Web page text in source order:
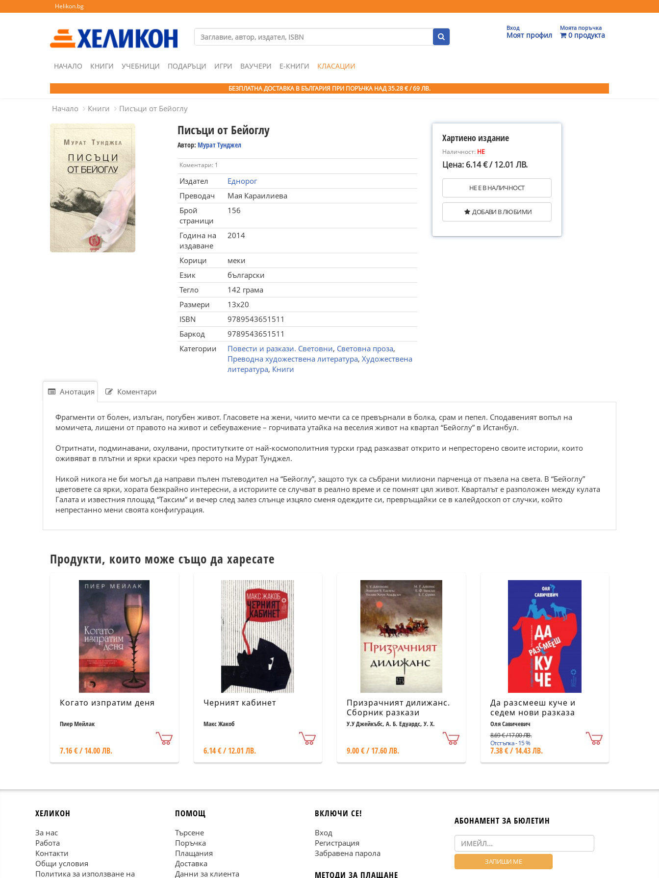
Helikon.bg
Вход
Моят профил
Моята поръчка
0 продукта
НАЧАЛО КНИГИ УЧЕБНИЦИ ПОДАРЪЦИ ИГРИ ВАУЧЕРИ Е-КНИГИ КЛАСАЦИИ
БЕЗПЛАТНА ДОСТАВКА В БЪЛГАРИЯ ПРИ ПОРЪЧКА НАД 35.28 € / 69 ЛВ.
Начало Книги Писъци от Бейоглу
Писъци от Бейоглу
Автор: Мурат Тунджел
Коментари: 1
Издател
Еднорог
Преводач
Мая Караилиева
Брой
страници
156
Година на
издаване
2014
Корици
меки
Език
български
Тегло
142 грама
Размери
13x20
ISBN
9789543651511
Баркод
9789543651511
Категории
Повести и разкази. Световни, Световна проза,
Преводна художествена литература, Художествена
литература, Книги
Хартиено издание
Наличност: НЕ
Цена: 6.14 € / 12.01 ЛВ.
НЕ Е В НАЛИЧНОСТ
ДОБАВИ В ЛЮБИМИ
Анотация Коментари
Фрагменти от болен, излъган, погубен живот. Гласовете на жени, чиито мечти са се превърнали в болка, срам и пепел. Сподавеният вопъл на
момичета, лишени от правото на живот и себеуважение – горчивата утайка на веселия живот на квартал “Бейоглу” в Истанбул.
Отритнати, подминавани, охулвани, проститутките от най-космополитния турски град разказват открито и непресторено своите истории, които
оживяват в плътни и ярки краски чрез перото на Мурат Тунджел.
Никой никога не би могъл да направи пълен пътеводител на “Бейоглу”, защото тук са събрани милиони парченца от пъзела на света. В “Бейоглу”
цветовете са ярки, хората безкрайно интересни, а историите се случват в реално време и се помнят цял живот. Кварталът е разположен между кулата
Галата и известния площад “Таксим” и вечер след залез слънце изцяло сменя одеждите си, превръщайки се в калейдоскоп от случки, който
непрестанно мени своята конфигурация.
Продукти, които може също да харесате
Когато изпратим деня
Пиер Мейлак
7.16 € / 14.00 ЛВ.
Черният кабинет
Макс Жакоб
6.14 € / 12.01 ЛВ.
Призрачният дилижанс.
Сборник разкази
У.У Джейкъбс, А. Б. Едуардс, У. Х.
Ходжсън, М.Р. Джеймс, Е.Ф. Бенсън, Е.Г.
9.00 € / 17.60 ЛВ.
Да разсмееш куче и
седем нови разказа
Оля Савичевич
8.69 € / 17.00 ЛВ.
Отстъпка - 15 %
7.38 € / 14.43 ЛВ.
ХЕЛИКОН
За нас
Работа
Контакти
Общи условия
Политика за използване на
ПОМОЩ
Търсене
Поръчка
Плащания
Доставка
Данни за клиента
ВКЛЮЧИ СЕ!
Вход
Регистрация
Забравена парола
МЕТОДИ ЗА ПЛАЩАНЕ
АБОНАМЕНТ ЗА БЮЛЕТИН